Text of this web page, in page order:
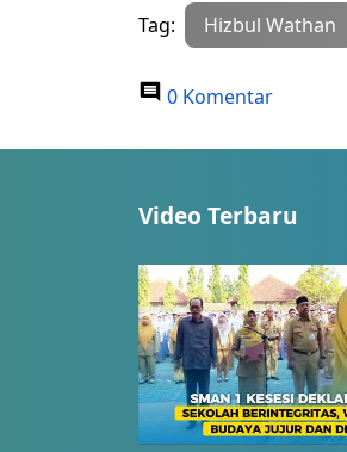
Tag: Hizbul Wathan
0 Komentar
Video Terbaru